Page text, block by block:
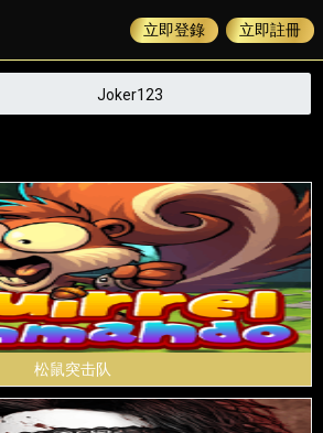
立即登錄 立即註冊
Joker123
松鼠突击队